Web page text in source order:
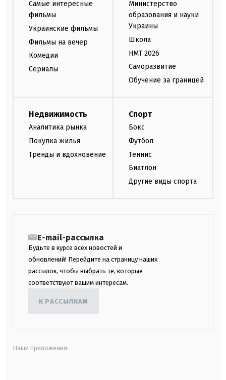
Самые интересные
фильмы
Украинские фильмы
Фильмы на вечер
Комедии
Сериалы
Министерство
образования и науки
Украины
Школа
НМТ 2026
Саморазвитие
Обучение за границей
Недвижимость
Аналитика рынка
Покупка жилья
Тренды и вдохновение
Спорт
Бокс
Футбол
Теннис
Биатлон
Другие виды спорта
E-mail-рассылка
Будьте в курсе всех новостей и
обновлений! Перейдите на страницу наших
рассылок, чтобы выбрать те, которые
соответствуют вашим интересам.
К РАССЫЛКАМ
Наши приложения: